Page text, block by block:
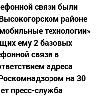
связи были
районе
технологии»
ему 2 базовых
связи в
адреса
на 30
пресс-служба